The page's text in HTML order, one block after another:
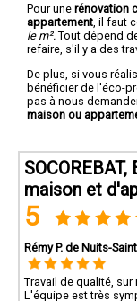
Pour une rénovation
appartement , il faut
le m². Tout dépend
refaire, s'il y a des
De plus, si vous
bénéficier de l'éco-
pas à nous
maison ou
maison et
5
Rémy P. de Nuits-
Travail de qualité,
L'équipe est très